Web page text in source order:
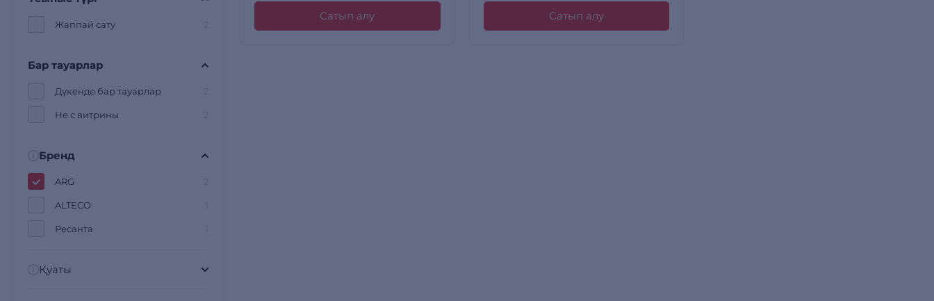
Жаппай сату
Бар тауарлар
Дүкенде бар тауарлар
Не с витрины
Бренд
ARG
ALTECO
Ресанта
Қуаты
Сатып алу Сатып алу